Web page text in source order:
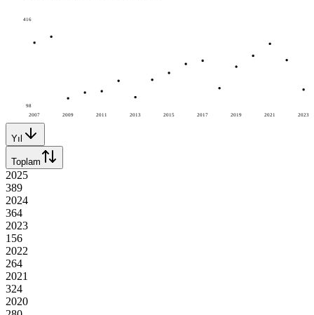
2007 2009 2011 2013 2015 2017 2019 2021 2023
416
98
Yıl
Toplam
2025
389
2024
364
2023
156
2022
264
2021
324
2020